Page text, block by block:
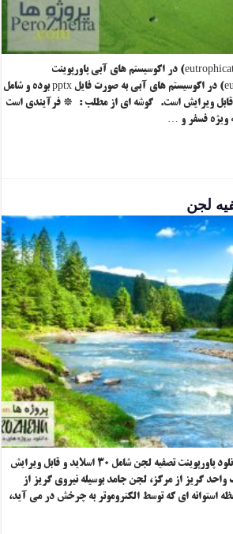
پاورپوینت یوتروفیکاسیون (eutrophication) در اکوسیستم های آبی پاورپوینت
یوتروفیکاسیون (eutrophication) در اکوسیستم های آبی به صورت فایل pptx بوده و شامل
و قابل ویرایش است. گوشه ای از مطلب : * فرآیندی است
ویژه فسفر و …
لجن
دانلود پاورپوینت تصفیه لجن دانلود پاورپوینت تصفیه لجن شامل ۳۰ اسلاید و قابل ویرایش
گریز از مرکز، لجن جامد بوسیله نیروی گریز از
استوانه ای که توسط الکتروموتر به چرخش در می آید،